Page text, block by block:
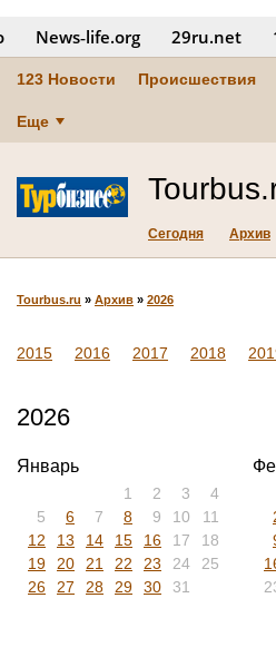
News‑life.org 29ru.net
123 Новости Происшествия
Еще
Сегодня Архив
Tourbus.ru » Архив » 2026
2015 2016 2017 2018
2026
Январь
1 2 3
4
5
6 7 8 9 10
11
12
13 14 15 16 17
18
19
20 21 22 23 24
25
26
27 28 29 30 31